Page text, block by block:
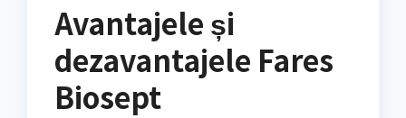
Avantajele și
dezavantajele Fares
Biosept